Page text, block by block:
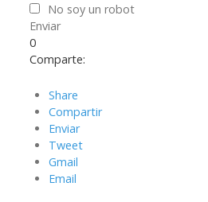
No soy un robot
Enviar
0
Comparte:
Share
Compartir
Enviar
Tweet
Gmail
Email